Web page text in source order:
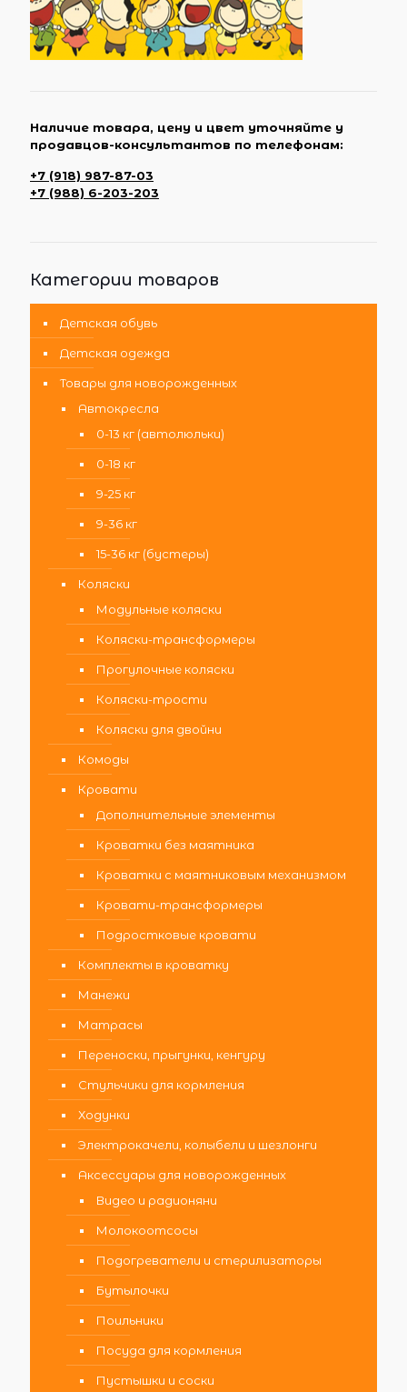
Наличие товара, цену и цвет уточняйте у
продавцов-консультантов по телефонам:
+7 (918) 987-87-03
+7 (988) 6-203-203
Категории товаров
Детская обувь
Детская одежда
Товары для новорожденных
Автокресла
0-13 кг (автолюльки)
0-18 кг
9-25 кг
9-36 кг
15-36 кг (бустеры)
Коляски
Модульные коляски
Коляски-трансформеры
Прогулочные коляски
Коляски-трости
Коляски для двойни
Комоды
Кровати
Дополнительные элементы
Кроватки без маятника
Кроватки с маятниковым механизмом
Кровати-трансформеры
Подростковые кровати
Комплекты в кроватку
Манежи
Матрасы
Переноски, прыгунки, кенгуру
Стульчики для кормления
Ходунки
Электрокачели, колыбели и шезлонги
Аксессуары для новорожденных
Видео и радионяни
Молокоотсосы
Подогреватели и стерилизаторы
Бутылочки
Поильники
Посуда для кормления
Пустышки и соски